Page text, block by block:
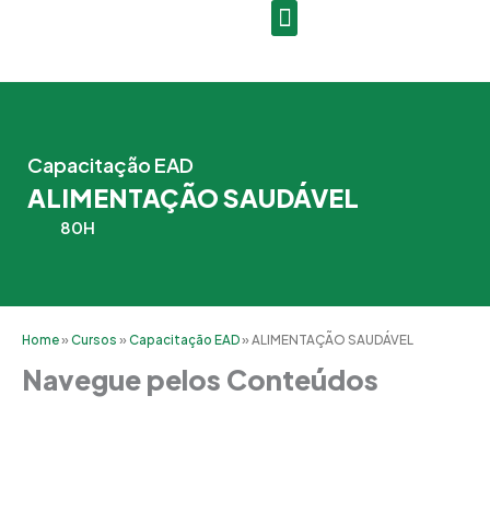
Capacitação EAD
ALIMENTAÇÃO SAUDÁVEL
80H
Home»Cursos »Capacitação EAD»ALIMENTAÇÃO SAUDÁVEL
Navegue pelos Conteúdos